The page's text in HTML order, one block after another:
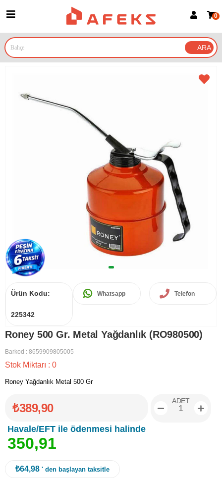
Google İle Bağlan
0
Ürün Kodu:
225342
Whatsapp Telefon
Roney 500 Gr. Metal Yağdanlık (RO980500)
Barkod : 8659909805005
Stok Miktarı : 0
Roney Yağdanlık Metal 500 Gr
₺389,90
Havale/EFT ile ödenmesi halinde
350,91
ADET
₺64,98 ' den başlayan taksitle